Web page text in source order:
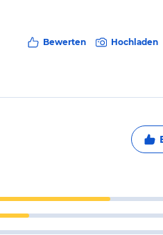
Bewerten Hochladen